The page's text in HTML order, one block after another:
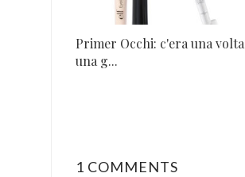
Primer Occhi: c'era una volta
una g...
1 COMMENTS